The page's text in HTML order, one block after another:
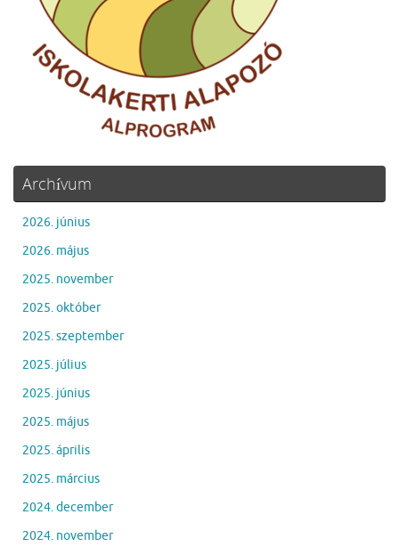
Archívum
2026. június
2026. május
2025. november
2025. október
2025. szeptember
2025. július
2025. június
2025. május
2025. április
2025. március
2024. december
2024. november